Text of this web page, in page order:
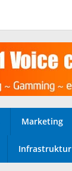
Marketing
Infrastruktur